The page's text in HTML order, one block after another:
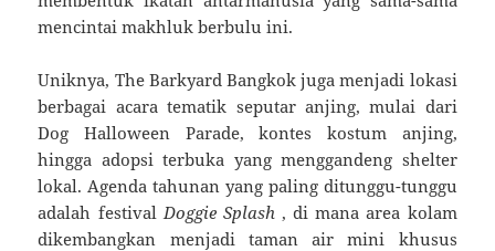
mencintai makhluk berbulu ini.
Uniknya, The Barkyard Bangkok juga menjadi lokasi
berbagai acara tematik seputar anjing, mulai dari
Dog Halloween Parade, kontes kostum anjing,
hingga adopsi terbuka yang menggandeng shelter
lokal. Agenda tahunan yang paling ditunggu-tunggu
adalah festival Doggie Splash , di mana area kolam
dikembangkan menjadi taman air mini khusus